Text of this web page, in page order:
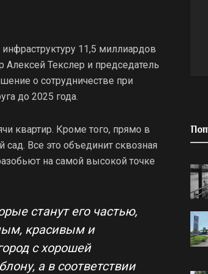
11,5 миллиардов
Алексей Текслер и председатель
о сотрудничестве при
до 2025 года.
квартир. Кроме того, прямо в
сад. Все это объединит сквозная
на самой высокой точке
станут его частью,
красивым и
с хорошей
а в соответствии